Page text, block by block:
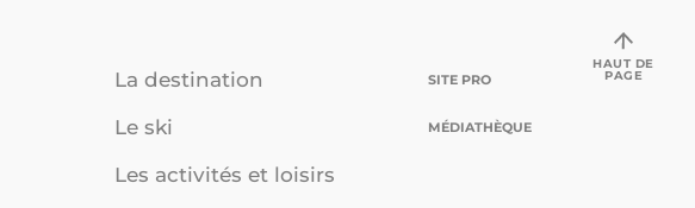
La destination
Le ski
Les activités et loisirs
SITE PRO
MÉDIATHÈQUE
HAUT DE
PAGE